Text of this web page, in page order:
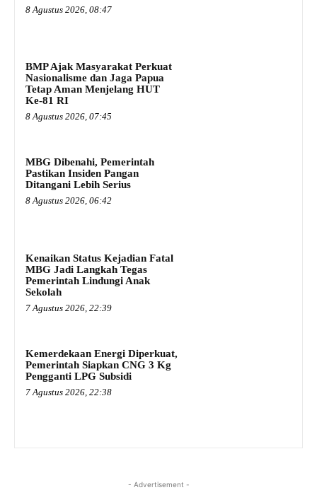
8 Agustus 2026, 08:47
BMP Ajak Masyarakat Perkuat
Nasionalisme dan Jaga Papua
Tetap Aman Menjelang HUT
Ke-81 RI
8 Agustus 2026, 07:45
MBG Dibenahi, Pemerintah
Pastikan Insiden Pangan
Ditangani Lebih Serius
8 Agustus 2026, 06:42
Kenaikan Status Kejadian Fatal
MBG Jadi Langkah Tegas
Pemerintah Lindungi Anak
Sekolah
7 Agustus 2026, 22:39
Kemerdekaan Energi Diperkuat,
Pemerintah Siapkan CNG 3 Kg
Pengganti LPG Subsidi
7 Agustus 2026, 22:38
- Advertisement -